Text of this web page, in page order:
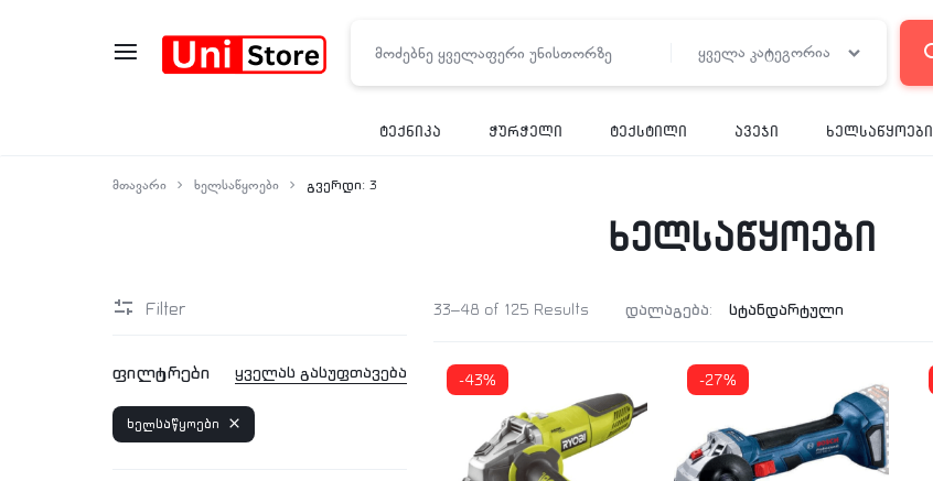
ყველა კატეგორია
ტექნიკა ჭურჭელი ტექსტილი ავეჯი ხელსაწყოები
მთავარი ხელსაწყოები გვერდი: 3
ხელსაწყოები
33–48 of 125 Results დალაგება:
-43% -27%
Filter
ფილტრები ყველას გასუფთავება
ხელსაწყოები